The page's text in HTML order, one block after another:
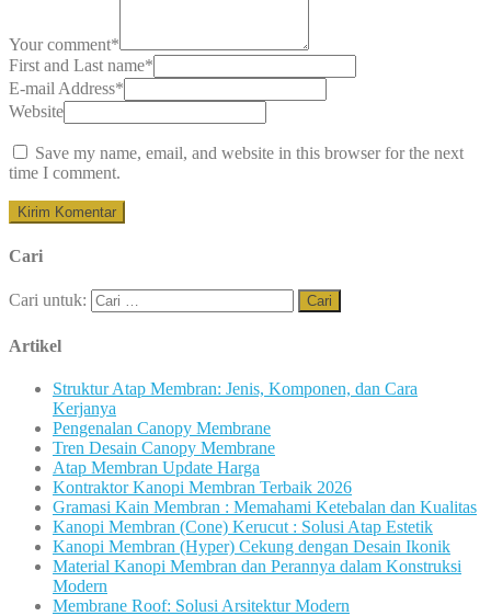
Your comment*
First and Last name*
E-mail Address*
Website
Save my name, email, and website in this browser for the next
time I comment.
Cari
Cari untuk:
Artikel
Struktur Atap Membran: Jenis, Komponen, dan Cara
Kerjanya
Pengenalan Canopy Membrane
Tren Desain Canopy Membrane
Atap Membran Update Harga
Kontraktor Kanopi Membran Terbaik 2026
Gramasi Kain Membran : Memahami Ketebalan dan Kualitas
Kanopi Membran (Cone) Kerucut : Solusi Atap Estetik
Kanopi Membran (Hyper) Cekung dengan Desain Ikonik
Material Kanopi Membran dan Perannya dalam Konstruksi
Modern
Membrane Roof: Solusi Arsitektur Modern